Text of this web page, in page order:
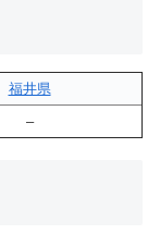
福井県
–